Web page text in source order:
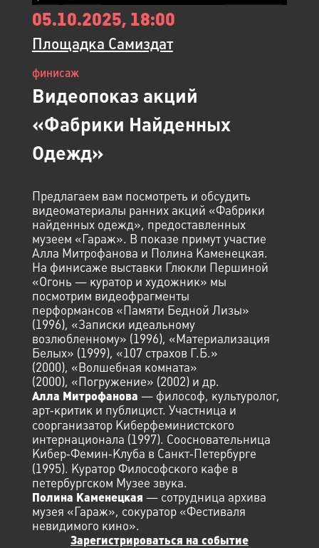
05.10.2025, 18:00
Площадка Самиздат
финисаж
Видеопоказ акций
«Фабрики Найденных
Одежд»
Предлагаем вам посмотреть и обсудить
видеоматериалы ранних акций «Фабрики
найденных одежд», предоставленных
музеем «Гараж». В показе примут участие
Алла Митрофанова и Полина Каменецкая.
На финисаже выставки Глюкли Першиной
«Огонь — куратор и художник» мы
посмотрим видеофрагменты
перформансов «Памяти Бедной Лизы»
(1996), «Записки идеальному
возлюбленному» (1996), «Материализация
Белых» (1999), «107 страхов Г.Б.»
(2000), «Волшебная комната»
(2000), «Погружение» (2002) и др.
Алла Митрофанова — философ, культуролог,
арт‑критик и публицист. Участница и
соорганизатор Киберфеминистского
интернационала (1997). Соосновательница
Кибер‑Фемин‑Клуба в Санкт‑Петербурге
(1995). Куратор Философского кафе в
петербургском Музее звука.
Полина Каменецкая — сотрудница архива
музея «Гараж», сокуратор «Фестиваля
невидимого кино».
Зарегистрироваться на событие